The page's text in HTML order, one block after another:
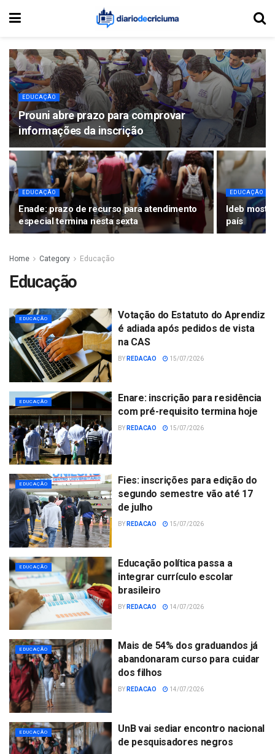
EDUCAÇÃO
Prouni abre prazo para comprovar
informações da inscrição
EDUCAÇÃO
Enade: prazo de recurso para atendimento
especial termina nesta sexta
EDUCAÇÃO
Ideb
país
Home Category Educação
Educação
EDUCAÇÃO
Votação do Estatuto do Aprendiz
é adiada após pedidos de vista
na CAS
BY REDACAO 15/07/2026
EDUCAÇÃO
Enare: inscrição para residência
com pré-requisito termina hoje
BY REDACAO 15/07/2026
EDUCAÇÃO
Fies: inscrições para edição do
segundo semestre vão até 17
de julho
BY REDACAO 15/07/2026
EDUCAÇÃO
Educação política passa a
integrar currículo escolar
brasileiro
BY REDACAO 14/07/2026
EDUCAÇÃO
Mais de 54% dos graduandos já
abandonaram curso para cuidar
dos filhos
BY REDACAO 14/07/2026
EDUCAÇÃO
UnB vai sediar encontro nacional
de pesquisadores negros